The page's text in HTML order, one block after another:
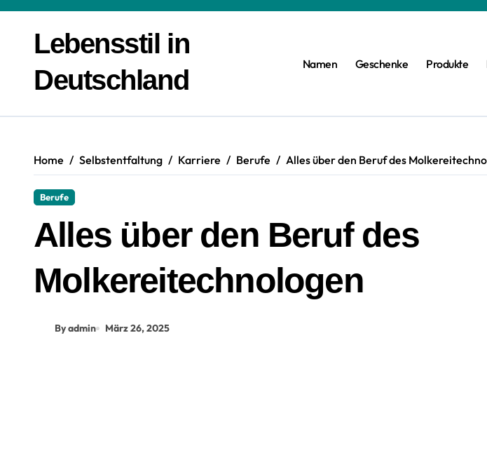
springenLebensstil in
Deutschland
Namen Geschenke Produkte
Home Selbstentfaltung Karriere Berufe Alles über den Beruf des
Berufe
Alles über den Beruf des
Molkereitechnologen
By admin März 26, 2025